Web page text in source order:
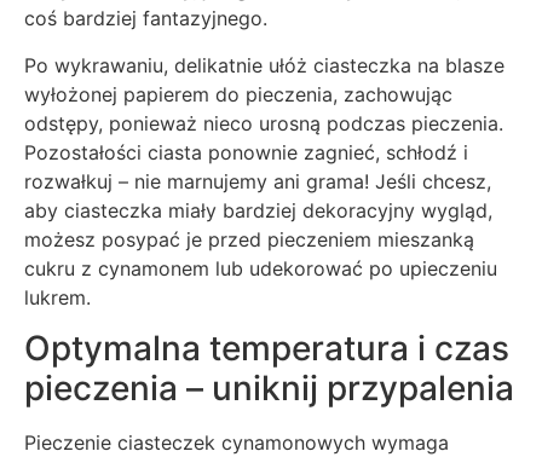
coś bardziej fantazyjnego.
Po wykrawaniu, delikatnie ułóż ciasteczka na blasze
wyłożonej papierem do pieczenia, zachowując
odstępy, ponieważ nieco urosną podczas pieczenia.
Pozostałości ciasta ponownie zagnieć, schłodź i
rozwałkuj – nie marnujemy ani grama! Jeśli chcesz,
aby ciasteczka miały bardziej dekoracyjny wygląd,
możesz posypać je przed pieczeniem mieszanką
cukru z cynamonem lub udekorować po upieczeniu
lukrem.
Optymalna temperatura i czas
pieczenia – uniknij przypalenia
Pieczenie ciasteczek cynamonowych wymaga